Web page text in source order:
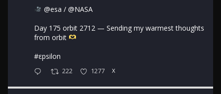
@esa / @NASA
Day 175 orbit 2712 — Sending my warmest thoughts
from orbit
#εpsilon
222 1277 X